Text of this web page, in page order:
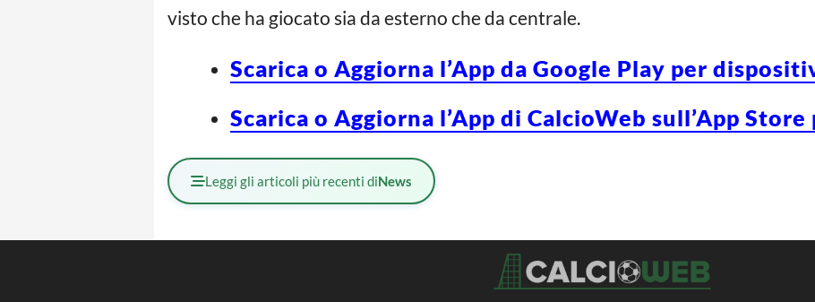
visto che ha giocato sia da esterno che da centrale.
Scarica o Aggiorna l’App da Google Play per
Scarica o Aggiorna l’App di CalcioWeb sull’App
Leggi gli articoli più recenti diNews